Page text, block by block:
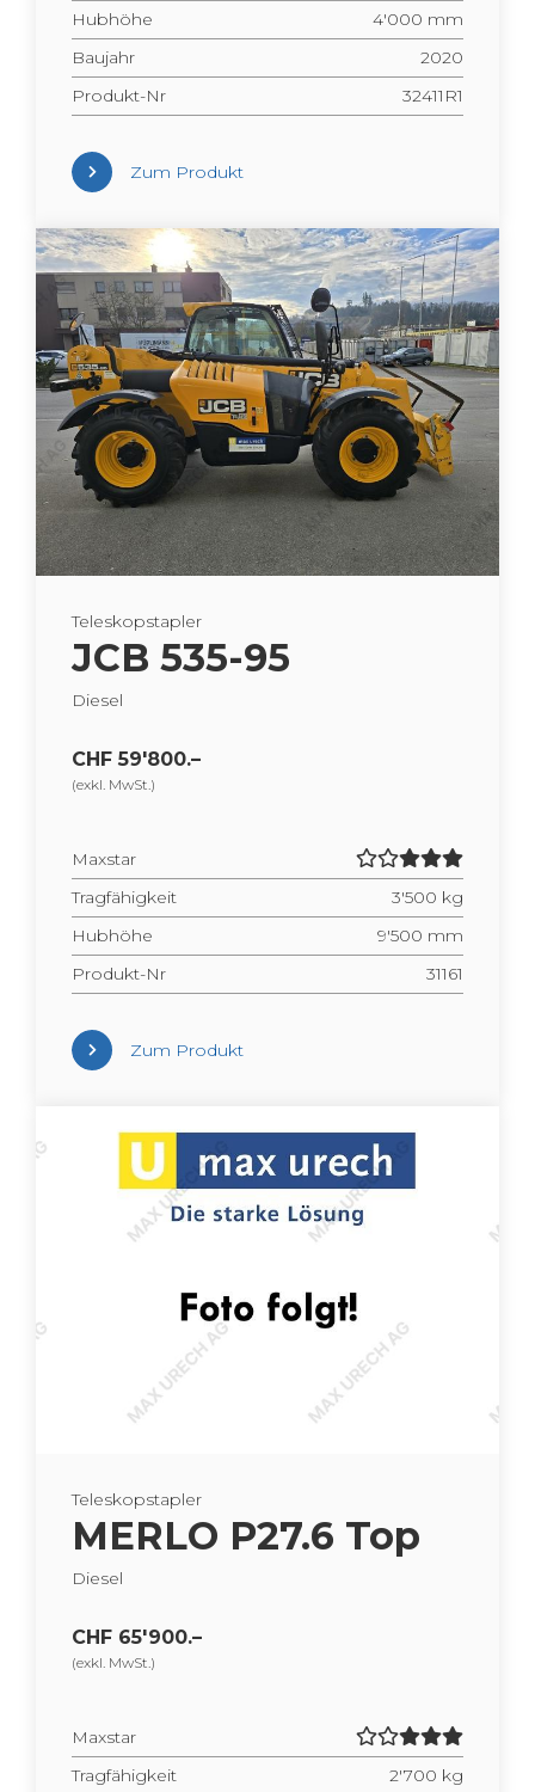
Hub­hö­he
4'000 mm
Bau­jahr
2020
Pro­dukt-Nr
32411R1
Zum Pro­dukt
Te­le­skop­stap­ler
JCB 535-95
Die­sel
CHF 59'800.–
(exkl. MwSt.)
Max­star
Trag­fä­hig­keit
3'500 kg
Hub­hö­he
9'500 mm
Pro­dukt-Nr
31161
Zum Pro­dukt
Te­le­skop­stap­ler
MERLO P27.6 Top
Die­sel
CHF 65'900.–
(exkl. MwSt.)
Max­star
Trag­fä­hig­keit
2'700 kg